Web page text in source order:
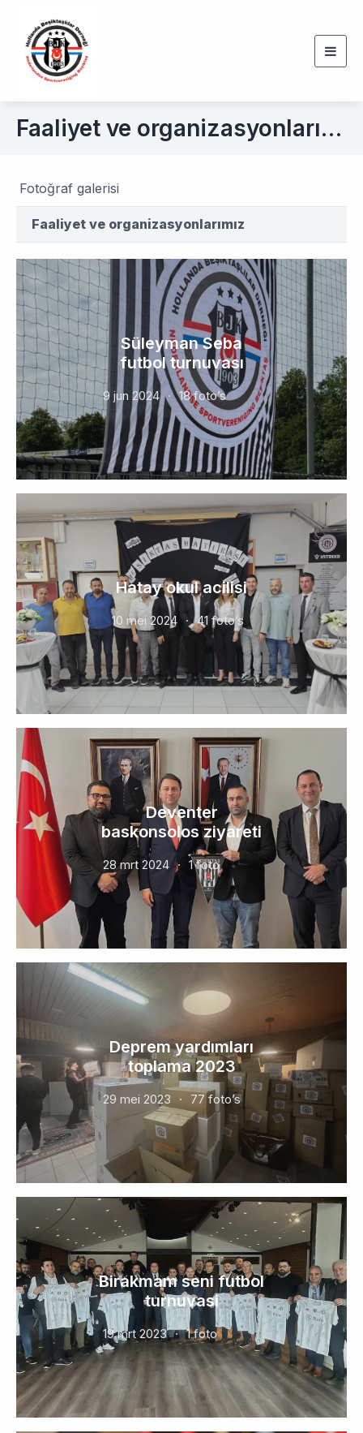
Faaliyet ve organizasyonlarımız
Fotoğraf galerisi
Faaliyet ve organizasyonlarımız
Süleyman Seba
futbol turnuvası
9 jun 2024 18 foto’s
Hatay okul acilisi
10 mei 2024 41 foto’s
Deventer
baskonsolos ziyareti
28 mrt 2024 1 foto
Deprem yardımları
toplama 2023
29 mei 2023 77 foto’s
Birakmam seni futbol
turnuvasi
19 mrt 2023 1 foto